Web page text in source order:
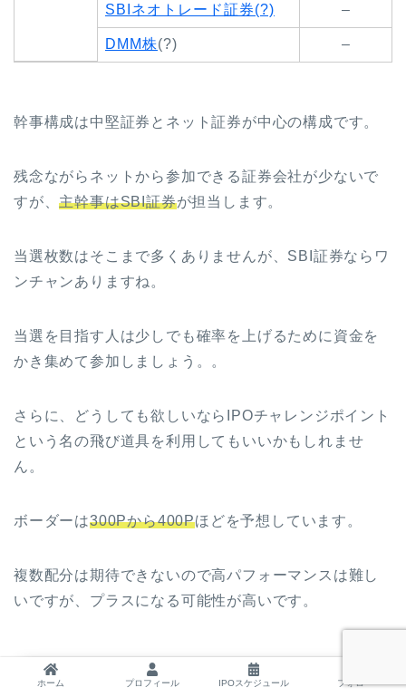
SBIネオトレード証券(?) –
DMM株(?) –
幹事構成は中堅証券とネット証券が中心の構成です。
残念ながらネットから参加できる証券会社が少ないで
すが、主幹事はSBI証券が担当します。
当選枚数はそこまで多くありませんが、SBI証券ならワ
ンチャンありますね。
当選を目指す人は少しでも確率を上げるために資金を
かき集めて参加しましょう。。
さらに、どうしても欲しいならIPOチャレンジポイント
という名の飛び道具を利用してもいいかもしれませ
ん。
ボーダーは300Pから400Pほどを予想しています。
複数配分は期待できないので高パフォーマンスは難し
いですが、プラスになる可能性が高いです。
ホーム プロフィール IPOスケジュール フォロー